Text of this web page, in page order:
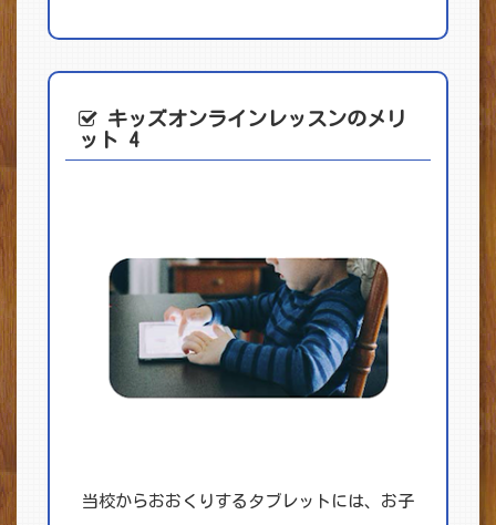
キッズオンライン レッスンのメリ
ット 4
当校からおおくりするタブレットには、お子